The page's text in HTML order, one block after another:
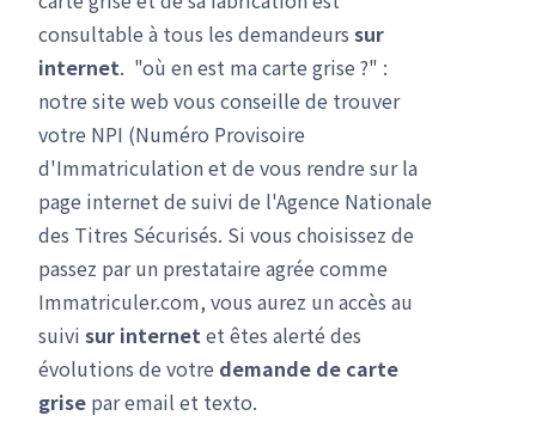
consultable à tous les demandeurs sur
internet. "où en est ma carte grise ?" :
notre site web vous conseille de trouver
votre NPI (Numéro Provisoire
d'Immatriculation et de vous rendre sur la
page internet de suivi de l'Agence Nationale
des Titres Sécurisés. Si vous choisissez de
passez par un prestataire agrée comme
Immatriculer.com, vous aurez un accès au
suivi sur internetet êtes alerté des
évolutions de votre demande de carte
grise par email et texto.